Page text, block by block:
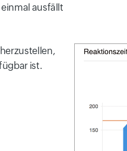
ausfällt
ist.